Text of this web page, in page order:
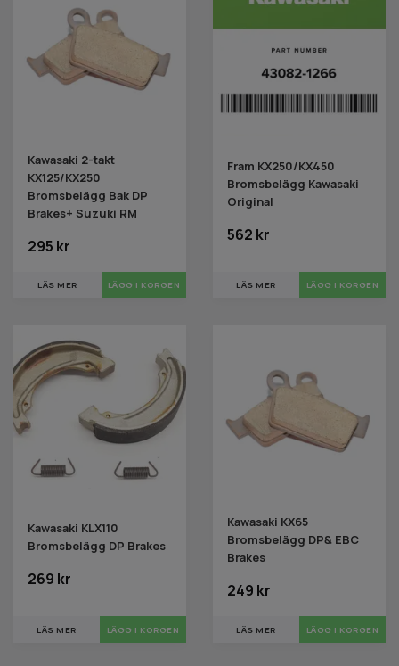
Kawasaki 2-takt
KX125/KX250
Bromsbelägg Bak DP
Brakes+ Suzuki RM
295 kr
LÄS MER
Fram KX250/KX450
Bromsbelägg Kawasaki
Original
562 kr
LÄS MER LÄGG I KORGEN
Kawasaki KLX110
Bromsbelägg DP Brakes
269 kr
LÄS MER LÄGG I KORGEN
Kawasaki KX65
Bromsbelägg DP& EBC
Brakes
249 kr
LÄS MER LÄGG I KORGEN